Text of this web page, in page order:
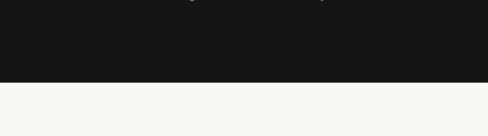
ズ楽譜最新刊のご紹介！